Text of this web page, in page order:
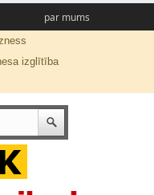
par mums
izglītība